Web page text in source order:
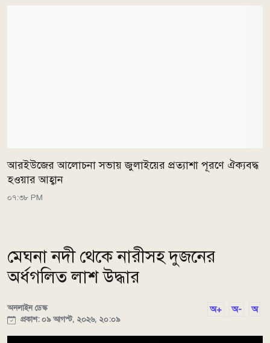
আরইউজের আলোচনা সভায় জুলাইয়ের প্রত্যাশা পূরণে ঐক্যবদ্ধ
হওয়ার আহ্বান
০৭:৩৮ PM
মেঘনা নদী থেকে নারীসহ দুজনের
অর্ধগলিত লাশ উদ্ধার
অনলাইন ডেস্ক
প্রকাশ: ০৯ আগস্ট, ২০২৬, ২০:০৯
অ+ অ- অ